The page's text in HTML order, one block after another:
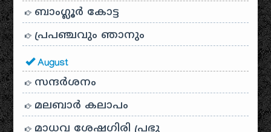
ബാംഗ്ലൂർ കോട്ട
പ്രപഞ്ചവും ഞാനും
August
സന്ദര്‍ശനം
മലബാർ കലാപം
മാധവ ശേഷഗിരി പ്രഭു